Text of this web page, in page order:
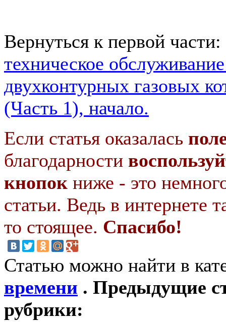
Вернуться к первой части:
техническое
двухконтурных газовых
(Часть 1), начало.
Если статья оказалась
благодарности
кнопок ниже - это
статьи. Ведь в интернете
то стоящее. Спасибо!
Статью можно найти в
времени . Предыдущие
рубрики: